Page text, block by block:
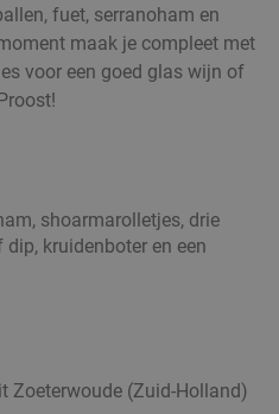
fuet, serranoham en
maak je compleet met
voor een goed glas wijn of
shoarmarolletjes, drie
kruidenboter en een
Zoeterwoude (Zuid-Holland)